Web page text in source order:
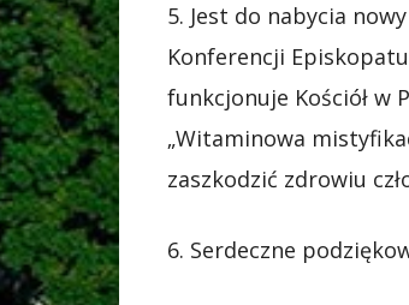
5. Jest do nabycia
Konferencji
funkcjonuje Kościół w
„Witaminowa
zaszkodzić zdrowiu
6. Serdeczne